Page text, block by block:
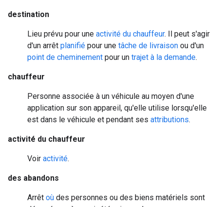
destination
Lieu prévu pour une activité du chauffeur. Il peut s'agir
d'un arrêt planifié pour une tâche de livraison ou d'un
point de cheminement pour un trajet à la demande.
chauffeur
Personne associée à un véhicule au moyen d'une
application sur son appareil, qu'elle utilise lorsqu'elle
est dans le véhicule et pendant ses attributions.
activité du chauffeur
Voir activité.
des abandons
Arrêt où des personnes ou des biens matériels sont